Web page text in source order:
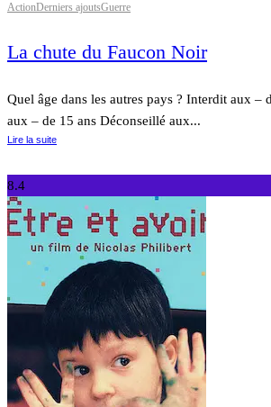
ActionDerniers ajoutsGuerre
La chute du Faucon Noir
Quel âge dans les autres pays ? Interdit aux –
aux – de 15 ans Déconseillé aux...
Lire la suite
8.4